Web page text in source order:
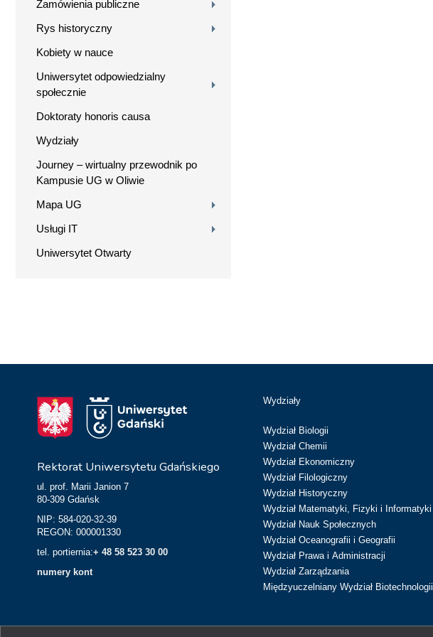
Zamówienia publiczne
Rys historyczny
Kobiety w nauce
Uniwersytet odpowiedzialny
społecznie
Doktoraty honoris causa
Wydziały
Journey – wirtualny przewodnik po
Kampusie UG w Oliwie
Mapa UG
Usługi IT
Uniwersytet Otwarty
Rektorat Uniwersytetu Gdańskiego
ul. prof. Marii Janion 7
80-309 Gdańsk
NIP: 584-020-32-39
REGON: 000001330
tel. portiernia:+ 48 58 523 30 00
numery kont
Wydziały
Wydział Biologii
Wydział Chemii
Wydział Ekonomiczny
Wydział Filologiczny
Wydział Historyczny
Wydział Matematyki, Fizyki i Informatyki
Wydział Nauk Społecznych
Wydział Oceanografii i Geografii
Wydział Prawa i Administracji
Wydział Zarządzania
Międzyuczelniany Wydział Biotechnologii